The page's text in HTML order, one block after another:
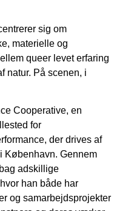
sig om
materielle og
queer levet erfaring
natur. På scenen, i
Cooperative, en
for
der drives af
København. Gennem
adskillige
han både har
og samarbejdsprojekter